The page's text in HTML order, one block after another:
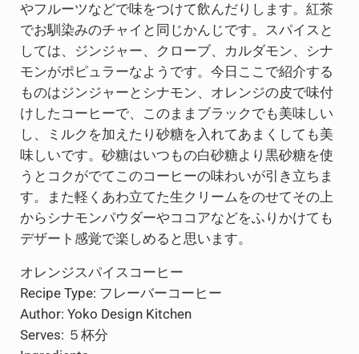
やフルーツなどで味をつけて飲んだりします。紅茶
でお馴染みのチャイと同じかんじです。スパイスと
しては、ジンジャー、クローブ、カルダモン、シナ
モンがポピュラーなようです。今日ここで紹介する
ものはジンジャーとシナモン、オレンジの皮で味付
けしたコーヒーで、このままブラックでも美味しい
し、ミルクを加えたり砂糖を入れてあまくしても美
味しいです。砂糖はいつもの白砂糖より黒砂糖を使
うとコクがでてこのコーヒーの味わいが引き立ちま
す。また軽くあわ立てた生クリームをのせてその上
からシナモンパウダーやココアなどをふりかけても
デザート感覚で楽しめると思います。
オレンジスパイスコーヒー
Recipe Type: フレーバーコーヒー
Author: Yoko Design Kitchen
Serves: ５杯分